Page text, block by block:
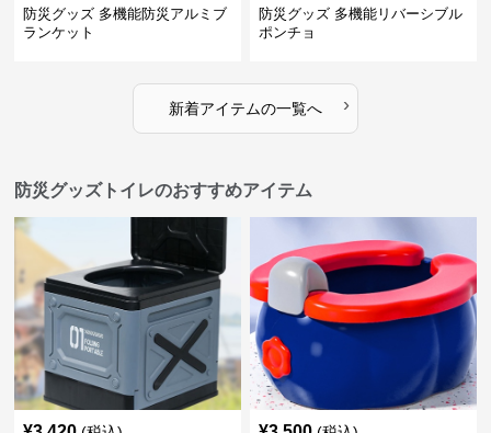
防災グッズ 多機能防災アルミブ
ランケット
防災グッズ 多機能リバーシブル
ポンチョ
新着アイテムの一覧へ ›
防災グッズトイレのおすすめアイテム